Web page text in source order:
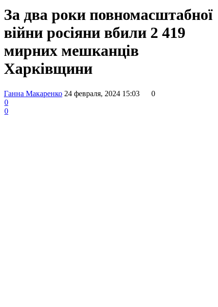
За два роки повномасштабної
війни росіяни вбили 2 419
мирних мешканців
Харківщини
Ганна Макаренко 24 февраля, 2024 15:03
0
0
0